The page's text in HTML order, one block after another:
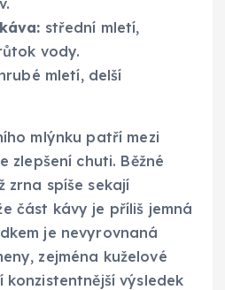
střední mletí,
vody.
mletí, delší
mlýnku patří mezi
zlepšení chuti. Běžné
zrna spíše sekají
část kávy je příliš jemná
je nevyrovnaná
zejména kuželové
výsledek